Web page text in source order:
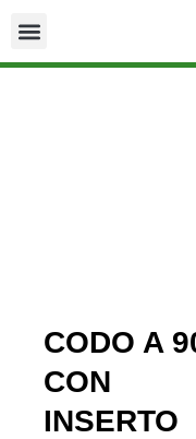
CODO A
CON
INSERTO